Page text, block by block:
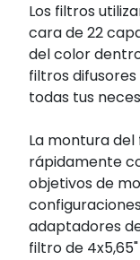
Los filtros
cara de 22
del color
filtros
todas tus
La montura
rápidamente
objetivos de
adaptadores
filtro de